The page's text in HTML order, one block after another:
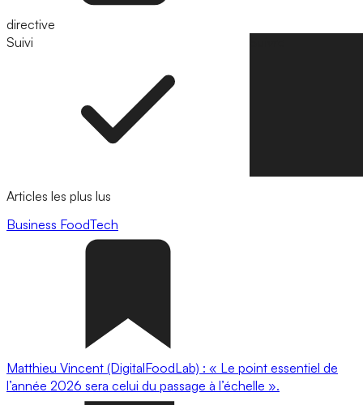
directive
Suivi
Articles les plus lus
Business FoodTech
Matthieu Vincent (DigitalFoodLab) : « Le point essentiel de
l’année 2026 sera celui du passage à l’échelle ».